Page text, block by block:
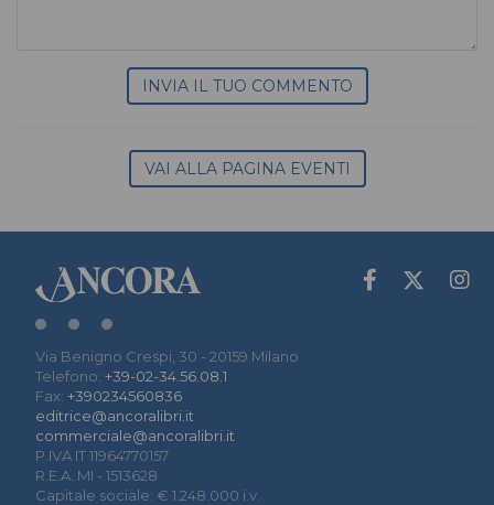
INVIA IL TUO COMMENTO
VAI ALLA PAGINA EVENTI
Via Benigno Crespi, 30 - 20159 Milano
Telefono: +39-02-34.56.08.1
Fax: +390234560836
editrice@ancoralibri.it
commerciale@ancoralibri.it
P.IVA IT 11964770157
R.E.A. MI - 1513628
Capitale sociale: € 1.248.000 i.v.